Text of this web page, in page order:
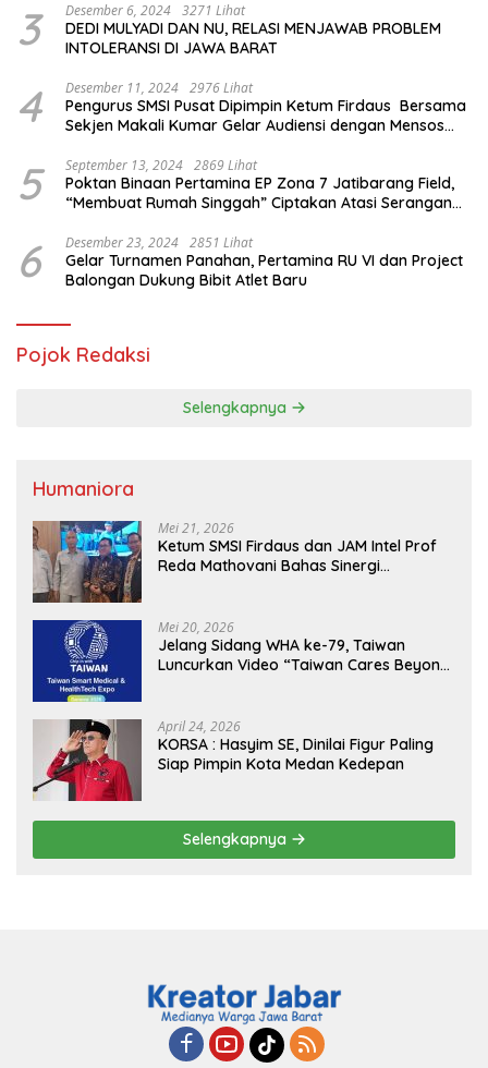
3 Desember 6, 2024 3271 Lihat
DEDI MULYADI DAN NU, RELASI MENJAWAB PROBLEM
INTOLERANSI DI JAWA BARAT
4 Desember 11, 2024 2976 Lihat
Pengurus SMSI Pusat Dipimpin Ketum Firdaus Bersama
Sekjen Makali Kumar Gelar Audiensi dengan Mensos
5 September 13, 2024 2869 Lihat
Poktan Binaan Pertamina EP Zona 7 Jatibarang Field,
“Membuat Rumah Singgah” Ciptakan Atasi Serangan
6 Desember 23, 2024 2851 Lihat
Gelar Turnamen Panahan, Pertamina RU VI dan Project
Balongan Dukung Bibit Atlet Baru
Pojok Redaksi
Selengkapnya
Humaniora
Mei 21, 2026
Ketum SMSI Firdaus dan JAM Intel Prof
Reda Mathovani Bahas Sinergi
MBG, Perkuat Pengawasan Program
Pemerintah
Mei 20, 2026
Jelang Sidang WHA ke-79, Taiwan
Luncurkan Video “Taiwan Cares Beyond
April 24, 2026
KORSA : Hasyim SE, Dinilai Figur Paling
Siap Pimpin Kota Medan Kedepan
Selengkapnya